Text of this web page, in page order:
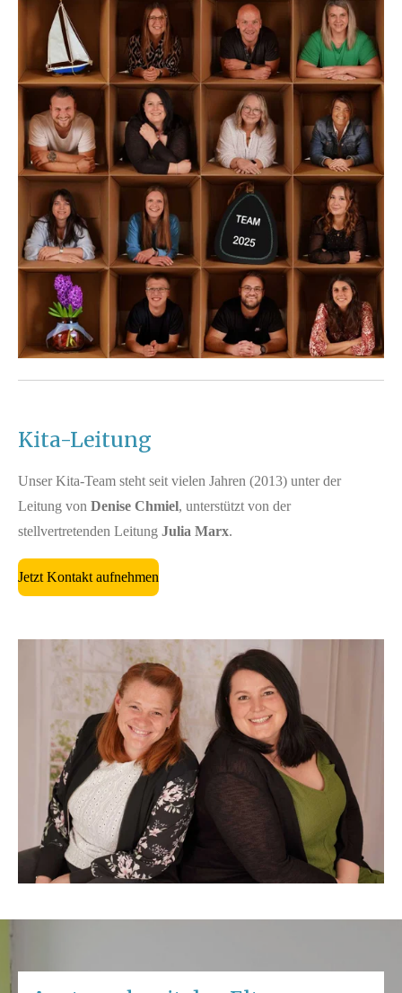
Kita-Leitung
Unser Kita-Team steht seit vielen Jahren (2013) unter der
Leitung von Denise Chmiel, unterstützt von der
stellvertretenden Leitung Julia Marx.
Jetzt Kontakt aufnehmen